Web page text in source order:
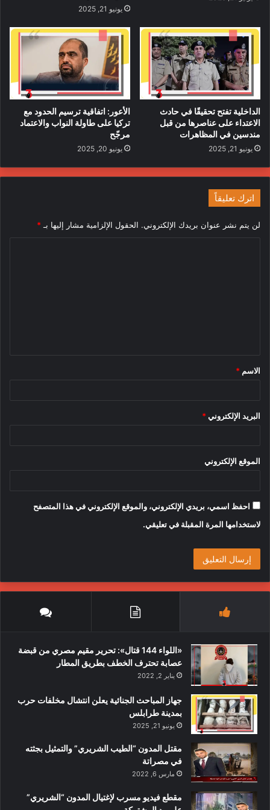
مصدر الخبر : جريدةEuro Weekly News
أسبانيا أنظمة مضادة تحقيقات
دفاعات شبكة تهريب طائرات مسيرة
عسكري قضايا ليبيا
يونيو 21, 2025
الداخلية تفتح تحقيقًا في حادث
الاعتداء على عناصرها من قبل
مندسين في المظاهرات
يونيو 21, 2025
الأعور: اتفاقية ترسيم الحدود مع
تركيا على طاولة النواب والاعتماد
مرجّح
يونيو 20, 2025
اترك تعليقاً
لن يتم نشر عنوان بريدك الإلكتروني. الحقول الإلزامية مشار إليها بـ *
*
الاسم *
البريد الإلكتروني *
الموقع الإلكتروني
احفظ اسمي، بريدي الإلكتروني، والموقع الإلكتروني في هذا المتصفح
لاستخدامها المرة المقبلة في تعليقي.
«اللواء 144 قتال»: تحرير مقيم مصري من قبضة
عصابة تحترف الخطف بطريق المطار
يناير 2, 2022
جهاز المباحث الجنائية يعلن انتشال مخلفات حرب
بمدينة طرابلس
يونيو 21, 2025
مقتل المدون “الطيب الشريري” والتمثيل بجثته
في مصراتة
مارس 6, 2022
مقطع فيديو مسرب لإغتيال المدون “الشريري”